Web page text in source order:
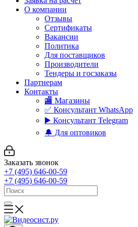
О компании
Отзывы
Сертификаты
Вакансии
Политика
Для поставщиков
Производители
Тендеры и госзаказы
Партнерам
Контакты
🏬 Магазины
✅️ Консультант WhatsApp
▶️ Консультант Telegram
🔔 Для оптовиков
Заказать звонок
+7 (495) 646-00-59
+7 (495) 646-00-59